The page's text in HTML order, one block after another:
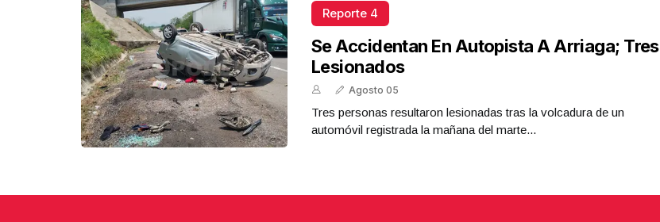
Reporte 4
Se Accidentan En Autopista A Arriaga; Tres
Lesionados
Agosto 05
Tres personas resultaron lesionadas tras la volcadura de un
automóvil registrada la mañana del marte...